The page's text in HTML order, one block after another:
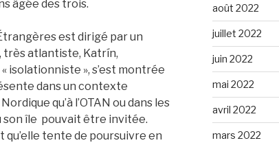
âgée des trois.
est dirigé par un
très atlantiste, Katrín,
isolationniste », s’est montrée
dans un contexte
qu’à l’OTAN ou dans les
son île pouvait être invitée.
tente de poursuivre en
août 2022
juillet 2022
juin 2022
mai 2022
avril 2022
mars 2022